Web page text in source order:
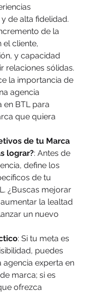
de alta fidelidad.
de la
el cliente,
y capacidad
relaciones sólidas.
la importancia de
agencia
en BTL para
que quiera
de tu Marca
lograr?: Antes de
define los
de tu
¿Buscas mejorar
la lealtad
un nuevo
: Si tu meta es
puedes
agencia experta en
marca; si es
ofrezca